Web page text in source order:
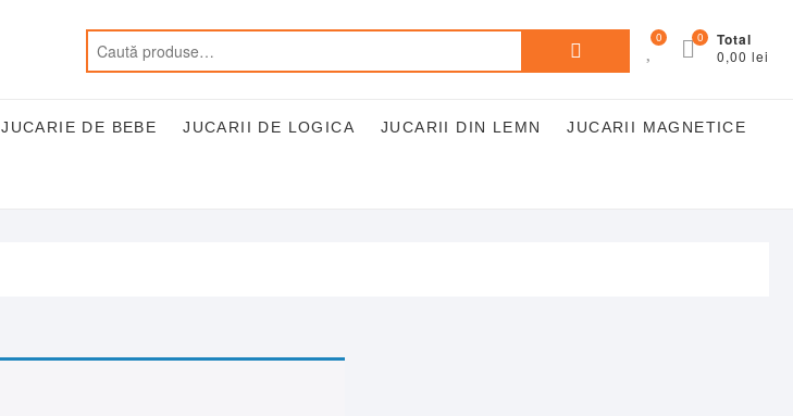
0 Total
0,00 lei
0
JUCARIE DE BEBE JUCARII DE LOGICA JUCARII DIN LEMN JUCARII MAGNETICE